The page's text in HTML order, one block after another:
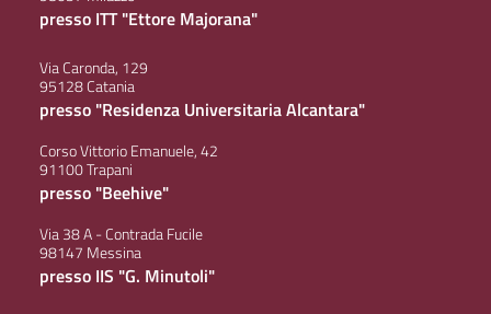
presso ITT "Ettore Majorana"
Via Caronda, 129
95128 Catania
presso "Residenza Universitaria Alcantara"
Corso Vittorio Emanuele, 42
91100 Trapani
presso "Beehive"
Via 38 A - Contrada Fucile
98147 Messina
presso IIS "G. Minutoli"